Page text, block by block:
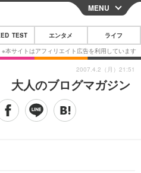
CLOSE
スマートフォン
ガジェット・ツール
MENU
TEST エンタメ ライフ
大人のブログマガジン
2007.4.2（月）21:51